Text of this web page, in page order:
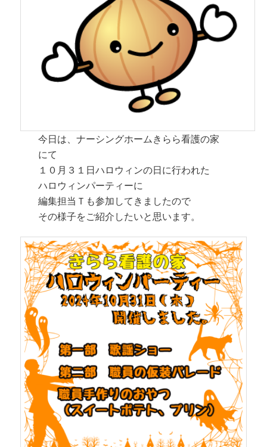
今日は、ナーシングホームきらら看護の家
にて
１０月３１日ハロウィンの日に行われた
ハロウィンパーティーに
編集担当Ｔも参加してきましたので
その様子をご紹介したいと思います。